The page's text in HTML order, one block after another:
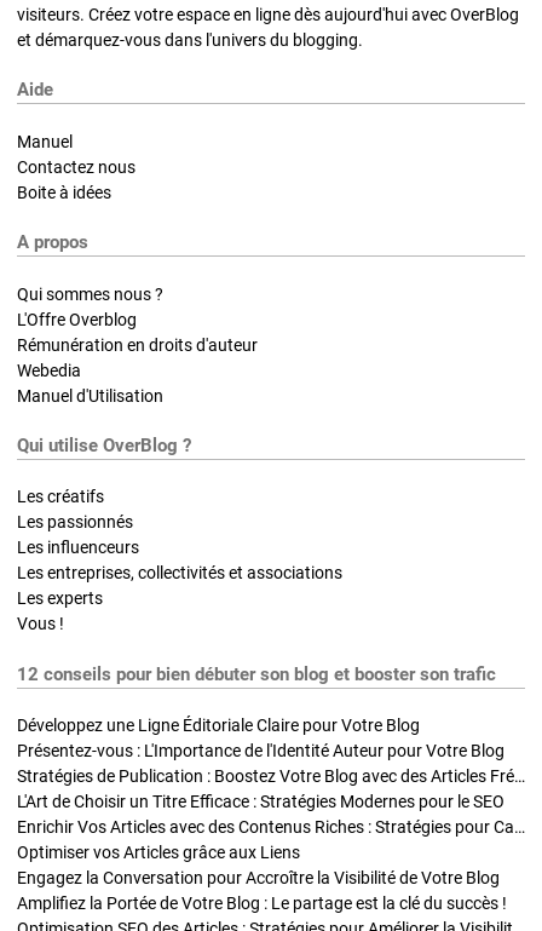
visiteurs. Créez votre espace en ligne dès aujourd'hui avec OverBlog
et démarquez-vous dans l'univers du blogging.
Aide
Manuel
Contactez nous
Boite à idées
A propos
Qui sommes nous ?
L'Offre Overblog
Rémunération en droits d'auteur
Webedia
Manuel d'Utilisation
Qui utilise OverBlog ?
Les créatifs
Les passionnés
Les influenceurs
Les entreprises, collectivités et associations
Les experts
Vous !
12 conseils pour bien débuter son blog et booster son trafic
Développez une Ligne Éditoriale Claire pour Votre Blog
Présentez-vous : L'Importance de l'Identité Auteur pour Votre Blog
Stratégies de Publication : Boostez Votre Blog avec des Articles Fréquents et Exclusifs
L'Art de Choisir un Titre Efficace : Stratégies Modernes pour le SEO
Enrichir Vos Articles avec des Contenus Riches : Stratégies pour Captiver et Optimiser
Optimiser vos Articles grâce aux Liens
Engagez la Conversation pour Accroître la Visibilité de Votre Blog
Amplifiez la Portée de Votre Blog : Le partage est la clé du succès !